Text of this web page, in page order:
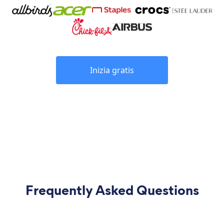
Inizia gratis
Frequently Asked Questions